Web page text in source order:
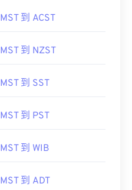
MST 到 ACST
MST 到 NZST
MST 到 SST
MST 到 PST
MST 到 WIB
MST 到 ADT